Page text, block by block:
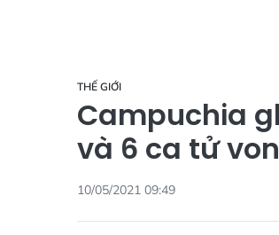
THẾ GIỚI
Campuchia
và 6 ca tử
10/05/2021 09:49